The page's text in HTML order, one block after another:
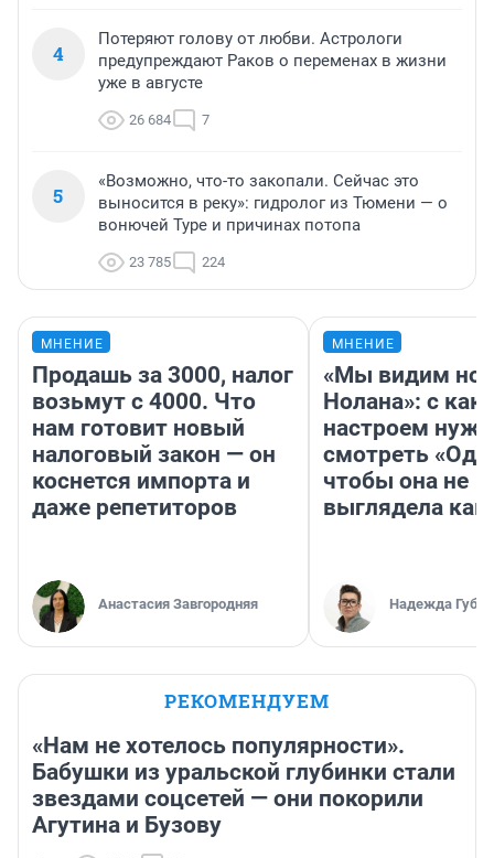
4
Потеряют голову от любви. Астрологи
предупреждают Раков о переменах в жизни
уже в августе
26 684 7
5
«Возможно, что-то закопали. Сейчас это
выносится в реку»: гидролог из Тюмени — о
вонючей Туре и причинах потопа
23 785 224
МНЕНИЕ
Продашь за 3000, налог
возьмут с 4000. Что
нам готовит новый
налоговый закон — он
коснется импорта и
даже репетиторов
Анастасия Завгородняя
МНЕНИЕ
«Мы видим
Нолана»: с
настроем
смотреть
чтобы она не
выглядела как
Надежда
РЕКОМЕНДУЕМ
«Нам не хотелось популярности».
Бабушки из уральской глубинки стали
звездами соцсетей — они покорили
Агутина и Бузову